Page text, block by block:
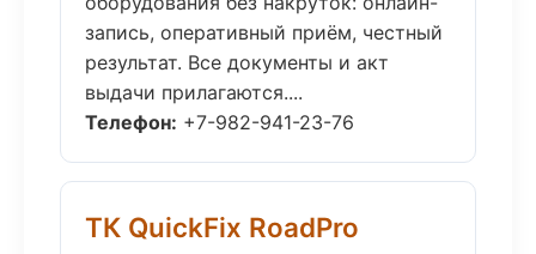
запись, оперативный приём, честный
результат. Все документы и акт
выдачи прилагаются....
Телефон: +7-982-941-23-76
ТК QuickFix RoadPro